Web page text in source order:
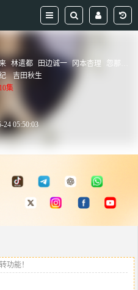
林遣都 田边诚一 冈本杏理
忽那汐里
吉田秋生
集
24 05:50:03
功能！